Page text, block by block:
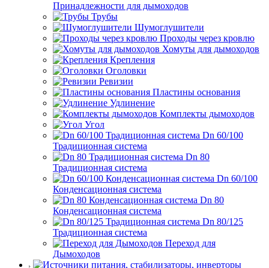
Принадлежности для дымоходов
Трубы
Шумоглушители
Проходы через кровлю
Хомуты для дымоходов
Крепления
Оголовки
Ревизии
Пластины основания
Удлинение
Комплекты дымоходов
Угол
Dn 60/100
Традиционная система
Dn 80
Традиционная система
Dn 60/100
Конденсационная система
Dn 80
Конденсационная система
Dn 80/125
Традиционная система
Переход для
Дымоходов